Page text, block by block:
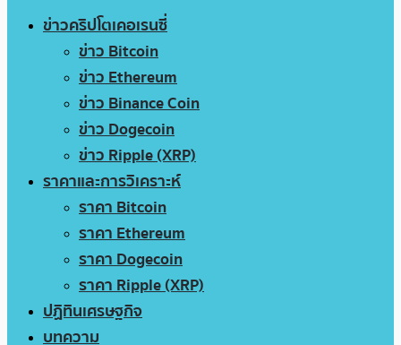
ข่าวคริปโตเคอเรนซี่
ข่าว Bitcoin
ข่าว Ethereum
ข่าว Binance Coin
ข่าว Dogecoin
ข่าว Ripple (XRP)
ราคาและการวิเคราะห์
ราคา Bitcoin
ราคา Ethereum
ราคา Dogecoin
ราคา Ripple (XRP)
ปฏิทินเศรษฐกิจ
บทความ